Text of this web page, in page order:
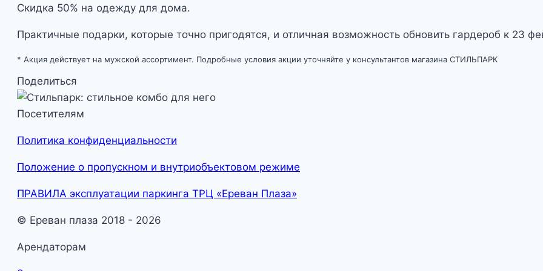
Скидка 50% на одежду для дома.
Практичные подарки, которые точно пригодятся, и отличная возможность обновить гардероб к 23
* Акция действует на мужской ассортимент. Подробные условия акции уточняйте у консультантов магазина СТИЛЬПАРК
Поделиться
Посетителям
Политика конфиденциальности
Положение о пропускном и внутриобъектовом режиме
ПРАВИЛА эксплуатации паркинга ТРЦ «Ереван Плаза»
© Ереван плаза 2018 - 2026
Арендаторам